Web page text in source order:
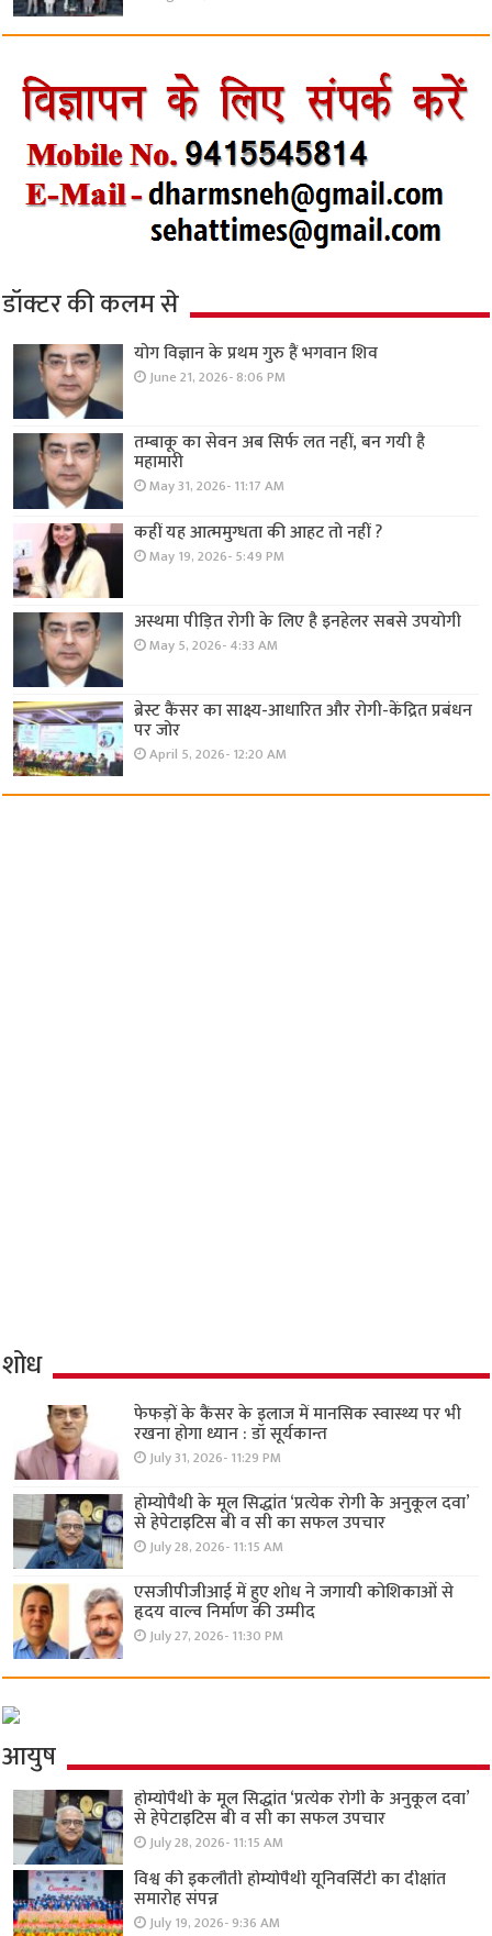
डॉक्टर की कलम से
योग विज्ञान के प्रथम गुरु हैं भगवान शिव
June 21, 2026- 8:06 PM
तम्बाकू का सेवन अब सिर्फ लत नहीं, बन गयी है
महामारी
May 31, 2026- 11:17 AM
कहीं यह आत्ममुग्धता की आहट तो नहीं ?
May 19, 2026- 5:49 PM
अस्थमा पीड़ित रोगी के लिए है इनहेलर सबसे उपयोगी
May 5, 2026- 4:33 AM
ब्रेस्ट कैंसर का साक्ष्य-आधारित और रोगी-केंद्रित प्रबंधन
पर जोर
April 5, 2026- 12:20 AM
शोध
फेफड़ों के कैंसर के इलाज में मानसिक स्वास्थ्य पर भी
रखना होगा ध्यान : डॉ सूर्यकान्त
July 31, 2026- 11:29 PM
होम्योपैथी के मूल सिद्धांत ‘प्रत्येक रोगी केे अनुकूल दवा’
से हेपेटाइटिस बी व सी का सफल उपचार
July 28, 2026- 11:15 AM
एसजीपीजीआई में हुए शोध ने जगायी कोशिकाओं से
हृदय वाल्व निर्माण की उम्मीद
July 27, 2026- 11:30 PM
आयुष
होम्योपैथी के मूल सिद्धांत ‘प्रत्येक रोगी केे अनुकूल दवा’
से हेपेटाइटिस बी व सी का सफल उपचार
July 28, 2026- 11:15 AM
विश्व की इकलौती होम्योपैथी यूनिवर्सिटी का दीक्षांत
समारोह संपन्न
July 19, 2026- 9:36 AM